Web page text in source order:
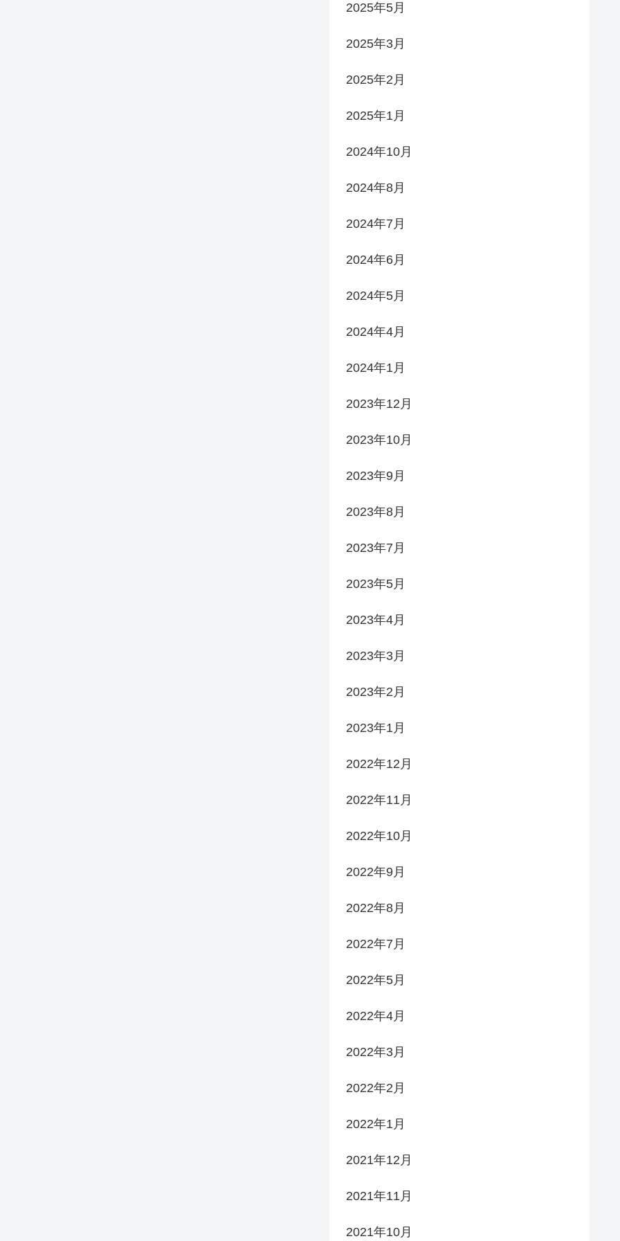
2025年5月
2025年3月
2025年2月
2025年1月
2024年10月
2024年8月
2024年7月
2024年6月
2024年5月
2024年4月
2024年1月
2023年12月
2023年10月
2023年9月
2023年8月
2023年7月
2023年5月
2023年4月
2023年3月
2023年2月
2023年1月
2022年12月
2022年11月
2022年10月
2022年9月
2022年8月
2022年7月
2022年5月
2022年4月
2022年3月
2022年2月
2022年1月
2021年12月
2021年11月
2021年10月